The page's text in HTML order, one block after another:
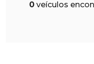
0 veículos